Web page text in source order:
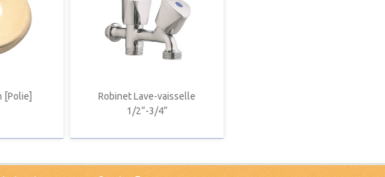
[Polie]
Robinet Lave-vaisselle
1/2”-3/4”